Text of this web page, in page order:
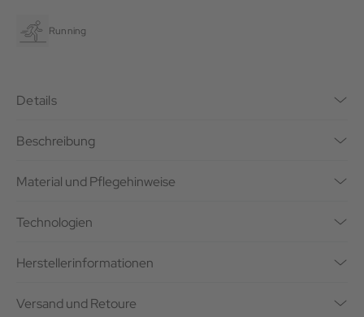
Running
Details
Beschreibung
Material und Pflegehinweise
Technologien
Herstellerinformationen
Versand und Retoure